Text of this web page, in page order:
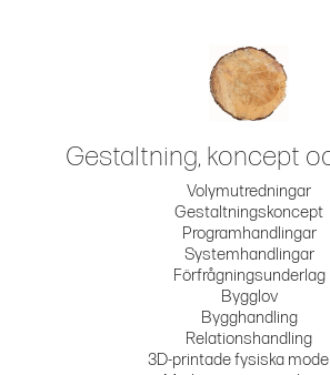
Gestaltning, koncept
Volymutredningar
Gestaltningskoncept
Programhandlingar
Systemhandlingar
Förfrågningsunderlag
Bygglov
Bygghandling
Relationshandling
3D-printade fysiska